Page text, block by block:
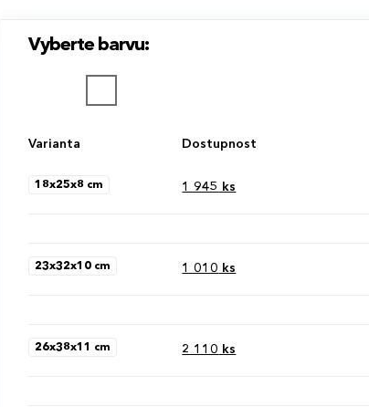
Vyberte barvu:
Varianta Dostupnost
18x25x8 cm 1 945 ks
23x32x10 cm 1 010 ks
26x38x11 cm 2 110 ks